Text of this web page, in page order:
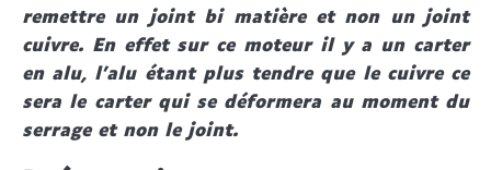
remettre un joint bi matière et non un joint
cuivre. En effet sur ce moteur il y a un carter
en alu, l’alu étant plus tendre que le cuivre ce
sera le carter qui se déformera au moment du
serrage et non le joint.